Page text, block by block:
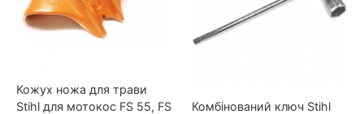
Кожух ножа для трави
Stihl для мотокос FS 55, FS
Комбінований ключ Stihl